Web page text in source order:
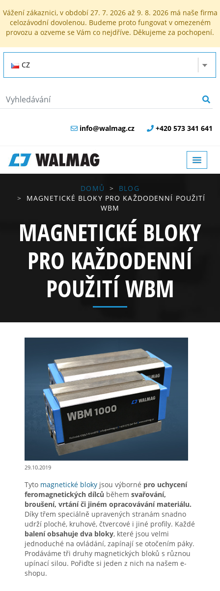
Vážení zákaznici, v období 27. 7. 2026 až 9. 8. 2026 má naše firma
celozávodní dovolenou. Budeme proto fungovat v omezeném
provozu a ozveme se Vám co nejdříve. Děkujeme za pochopení.
CZ
+420 573 341 641
info@walmag.cz
DOMŮ
BLOG
MAGNETICKÉ BLOKY PRO KAŽDODENNÍ POUŽITÍ
WBM
MAGNETICKÉ BLOKY
PRO KAŽDODENNÍ
POUŽITÍ WBM
29.10.2019
Tyto magnetické bloky jsou výborné pro uchycení
feromagnetických dílců během svařování,
broušení, vrtání či jiném opracovávání materiálu.
Díky třem speciálně upravených stranám snadno
udrží ploché, kruhové, čtvercové i jiné profily. Každé
balení obsahuje dva bloky, které jsou velmi
jednoduché na ovládání, zapínají se otočením páky.
Prodáváme tři druhy magnetických bloků s různou
upínací silou. Pořiďte si jeden z nich na našem e-
shopu.